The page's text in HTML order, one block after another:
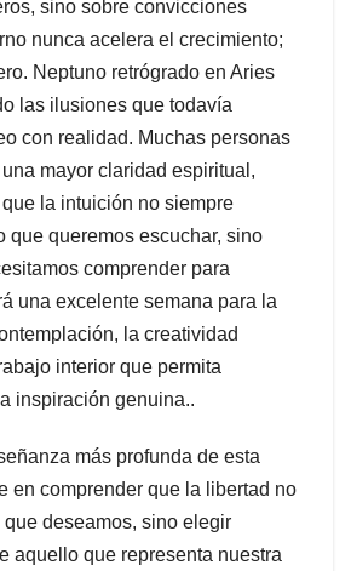
sino sobre convicciones
nunca acelera el crecimiento;
Neptuno retrógrado en Aries
las ilusiones que todavía
con realidad. Muchas personas
mayor claridad espiritual,
la intuición no siempre
que queremos escuchar, sino
comprender para
una excelente semana para la
la creatividad
interior que permita
inspiración genuina..
más profunda de esta
en comprender que la libertad no
deseamos, sino elegir
aquello que representa nuestra